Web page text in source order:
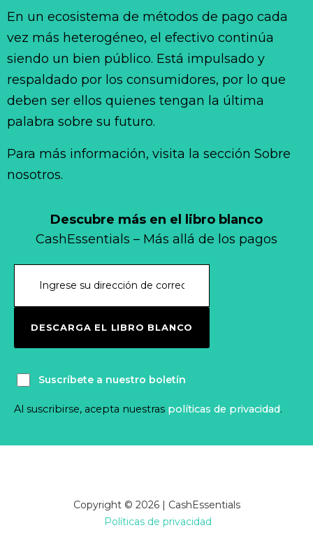
Descubre más en el libro blanco
CashEssentials – Más allá de los pagos
DESCARGA EL LIBRO BLANCO
Suscríbete a nuestro boletín
Al suscribirse, acepta nuestras políticas de privacidad.
En un ecosistema de métodos de pago cada
vez más heterogéneo, el efectivo continúa
siendo un bien público. Está impulsado y
respaldado por los consumidores, por lo que
deben ser ellos quienes tengan la última
palabra sobre su futuro.
Para más información, visita la sección Sobre
nosotros.
Copyright © 2026 | CashEssentials
Políticas de privacidad